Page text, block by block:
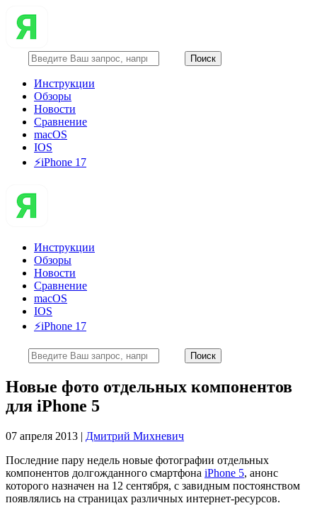
Инструкции
Обзоры
Новости
Сравнение
macOS
IOS
⚡️iPhone 17
Инструкции
Обзоры
Новости
Сравнение
macOS
IOS
⚡️iPhone 17
Новые фото отдельных компонентов
для iPhone 5
07 апреля 2013 | Дмитрий Михневич
Последние пару недель новые фотографии отдельных
компонентов долгожданного смартфона iPhone 5, анонс
которого назначен на 12 сентября, с завидным постоянством
появлялись на страницах различных интернет-ресурсов.